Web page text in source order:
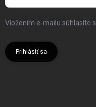
Vložením e-mailu súhlasíte s
Prihlásiť sa